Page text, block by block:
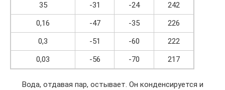
35 -31 -24
242
0,16
-47 -35
226
0,3
-51 -60
222
0,03
-56 -70 217
Вода, отдавая пар, остывает. Он конденсируется и